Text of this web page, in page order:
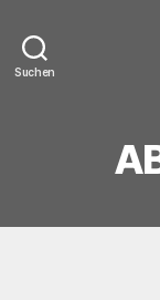
Suchen